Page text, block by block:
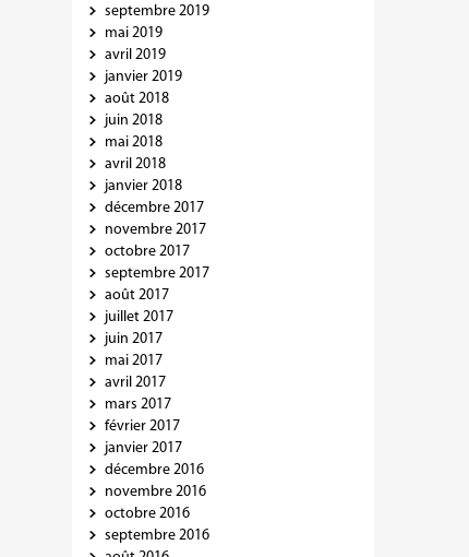
septembre 2019
mai 2019
avril 2019
janvier 2019
août 2018
juin 2018
mai 2018
avril 2018
janvier 2018
décembre 2017
novembre 2017
octobre 2017
septembre 2017
août 2017
juillet 2017
juin 2017
mai 2017
avril 2017
mars 2017
février 2017
janvier 2017
décembre 2016
novembre 2016
octobre 2016
septembre 2016